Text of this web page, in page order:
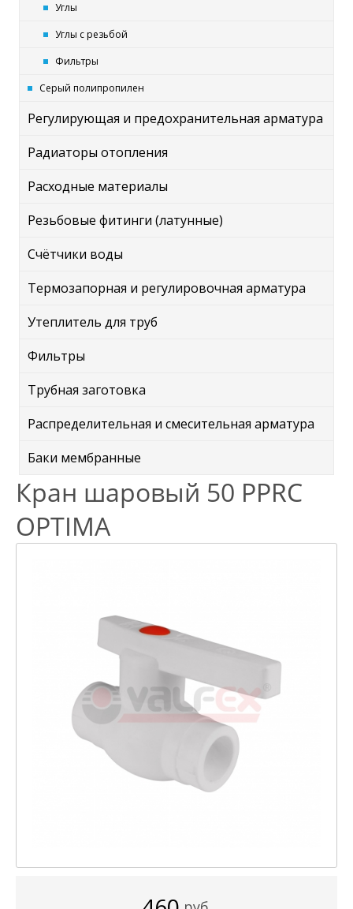
Углы
Углы с резьбой
Фильтры
Серый полипропилен
Регулирующая и предохранительная арматура
Радиаторы отопления
Расходные материалы
Резьбовые фитинги (латунные)
Счётчики воды
Термозапорная и регулировочная арматура
Утеплитель для труб
Фильтры
Трубная заготовка
Распределительная и смесительная арматура
Баки мембранные
Кран шаровый 50 PPRC
OPTIMA